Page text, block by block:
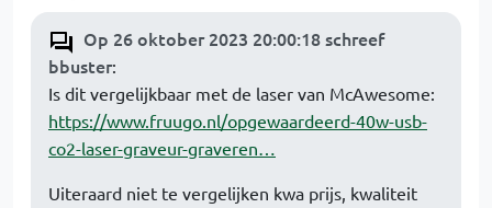
Op 26 oktober 2023 20:00:18 schreef
bbuster:
Is dit vergelijkbaar met de laser van McAwesome:
https://www.fruugo.nl/opgewaardeerd-40w-usb-
co2-laser-graveur-graveren…
Uiteraard niet te vergelijken kwa prijs, kwaliteit